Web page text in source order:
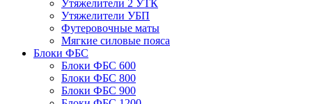
Утяжелители 2 УТК
Утяжелители УБП
Футеровочные маты
Мягкие силовые пояса
Блоки ФБС
Блоки ФБС 600
Блоки ФБС 800
Блоки ФБС 900